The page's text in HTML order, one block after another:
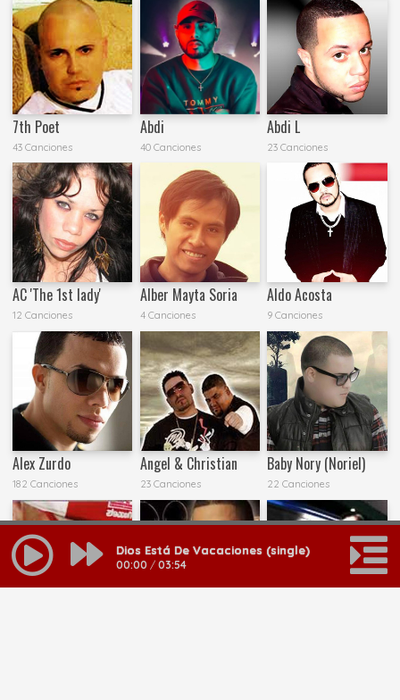
7th Poet
43 Canciones
Abdi
40 Canciones
Abdi L
23 Canciones
AC 'The 1st lady'
12 Canciones
Alber Mayta Soria
4 Canciones
Aldo Acosta
9 Canciones
Alex Zurdo
182 Canciones
Angel & Christian
23 Canciones
Baby Nory (Noriel)
22 Canciones
Dios Está De Vacaciones (single)
00:00 / 03:54